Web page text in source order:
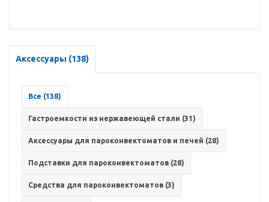
Аксессуары (138)
Все (138)
Гастроемкости из нержавеющей стали (31)
Аксессуары для пароконвектоматов и печей (28)
Подставки для пароконвектоматов (28)
Средства для пароконвектоматов (3)